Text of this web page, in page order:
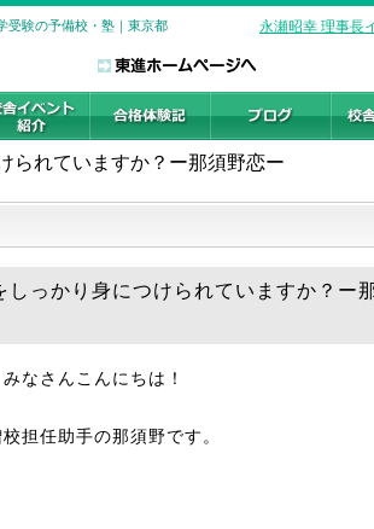
受験の予備校・塾｜東京都 永瀬昭幸 理事長
られていますか？ー那須野恋ー
っかり身につけられていますか？ー
みなさんこんにちは！
担任助手の那須野です。